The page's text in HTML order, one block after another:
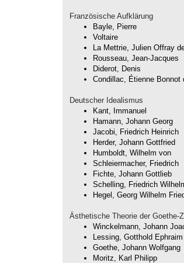
Französische Aufklärung
Bayle, Pierre
Voltaire
La Mettrie, Julien Offray
Rousseau, Jean-Jacques
Diderot, Denis
Condillac, Étienne Bonnot
Deutscher Idealismus
Kant, Immanuel
Hamann, Johann Georg
Jacobi, Friedrich Heinrich
Herder, Johann Gottfried
Humboldt, Wilhelm von
Schleiermacher, Friedrich
Fichte, Johann Gottlieb
Schelling, Friedrich
Hegel, Georg Wilhelm
Ästhetische Theorie der Goethe-
Winckelmann, Johann
Lessing, Gotthold Ephraim
Goethe, Johann Wolfgang
Moritz, Karl Philipp